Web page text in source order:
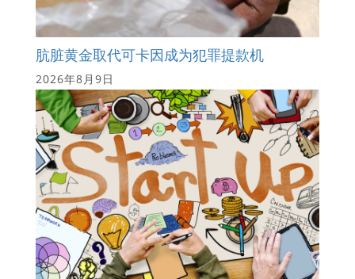
肮脏黄金取代可卡因成为犯罪提款机
2026年8月9日